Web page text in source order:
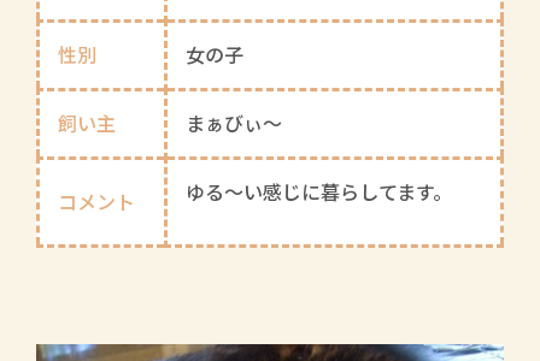
性別 女の子
飼い主 まぁびぃ～
コメント ゆる～い感じに暮らしてます。